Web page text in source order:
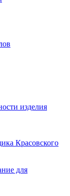
изделия
Красовского
для